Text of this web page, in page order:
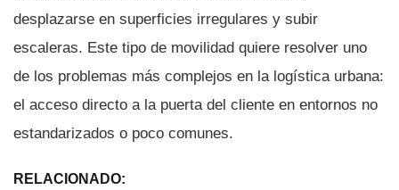
desplazarse en superficies irregulares y subir
escaleras. Este tipo de movilidad quiere resolver uno
de los problemas más complejos en la logística urbana:
el acceso directo a la puerta del cliente en entornos no
estandarizados o poco comunes.
RELACIONADO: